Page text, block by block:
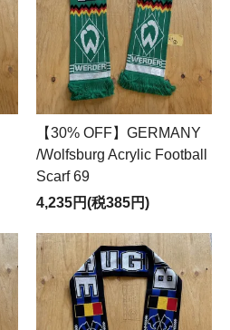
【30% OFF】GERMANY
/Wolfsburg Acrylic Football
Scarf 69
4,235円(税385円)